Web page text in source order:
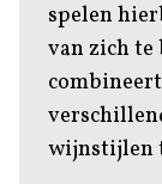
spelen
van zich te
wijnstijlen